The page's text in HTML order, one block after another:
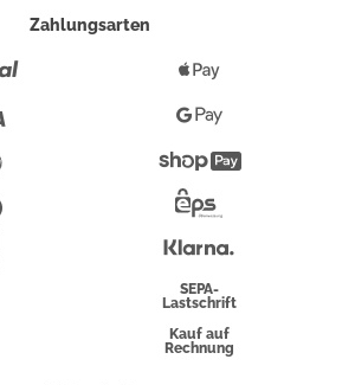
Zahlungsarten
Maestro
Pay
Google
Pay
Überweisung
SEPA-
Lastschrift
Kauf auf
Rechnung